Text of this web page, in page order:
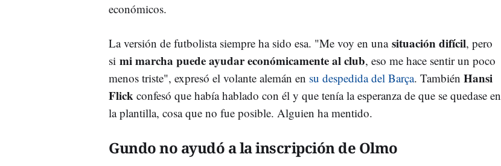
económicos.
La versión de futbolista siempre ha sido esa. "Me voy en una situación difícil, pero
si mi marcha puede ayudar económicamente al club, eso me hace sentir un poco
menos triste", expresó el volante alemán en su despedida del Barça. También Hansi
Flick confesó que había hablado con él y que tenía la esperanza de que se quedase en
la plantilla, cosa que no fue posible. Alguien ha mentido.
Gundo no ayudó a la inscripción de Olmo